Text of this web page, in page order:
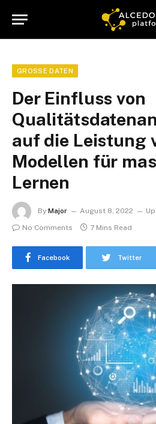
GROSSE DATEN
Der Einfluss von
auf die Leistung
Modellen für
Lernen
By Major August 8, 2022
No Comments
7 Mins Read
Facebook Twitter